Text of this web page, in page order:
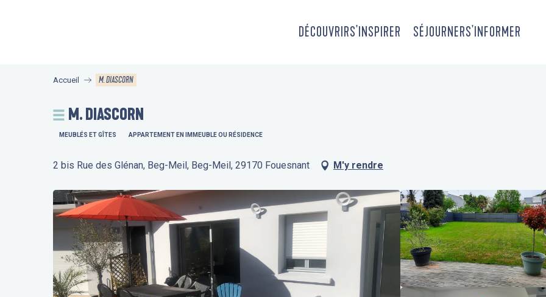
DÉCOUVRIRS'INSPIRER SÉJOURNERS'INFORMER
Accueil M. DIASCORN
M. DIASCORN
MEUBLÉS ET GÎTES APPARTEMENT EN IMMEUBLE OU RÉSIDENCE
2 bis Rue des Glénan, Beg-Meil, Beg-Meil, 29170 Fouesnant M'y rendre